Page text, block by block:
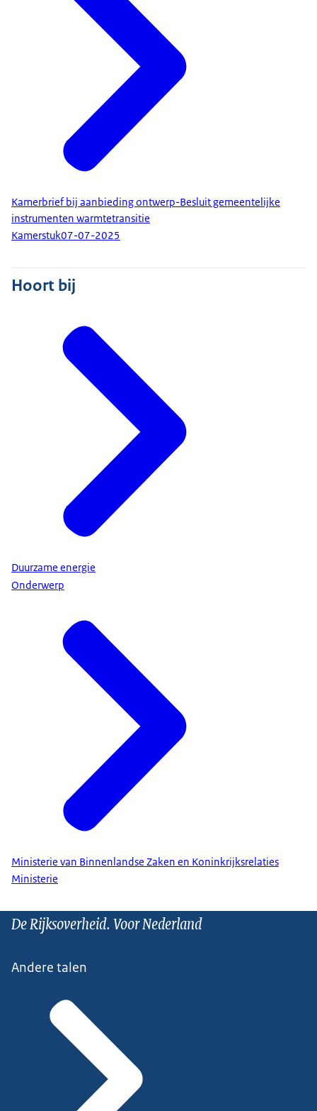
Kamerbrief bij aanbieding ontwerp-Besluit gemeentelijke
instrumenten warmtetransitie
Kamerstuk07-07-2025
Hoort bij
Duurzame energie
Onderwerp
Ministerie van Binnenlandse Zaken en Koninkrijksrelaties
Ministerie
De Rijksoverheid. Voor Nederland
Andere talen